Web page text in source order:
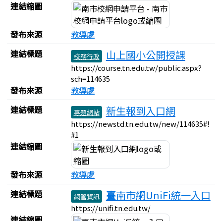
連結縮圖
發布來源
教導處
連結標題
校務行政 山上國小公開授課
https://course.tn.edu.tw/public.aspx?
sch=114635
發布來源
教導處
連結標題
專題網站 新生報到入口網
https://newstd.tn.edu.tw/new/114635#!
#1
連結縮圖
發布來源
教導處
連結標題
網管資訊 臺南市網UniFi統一入口
https://unifi.tn.edu.tw/